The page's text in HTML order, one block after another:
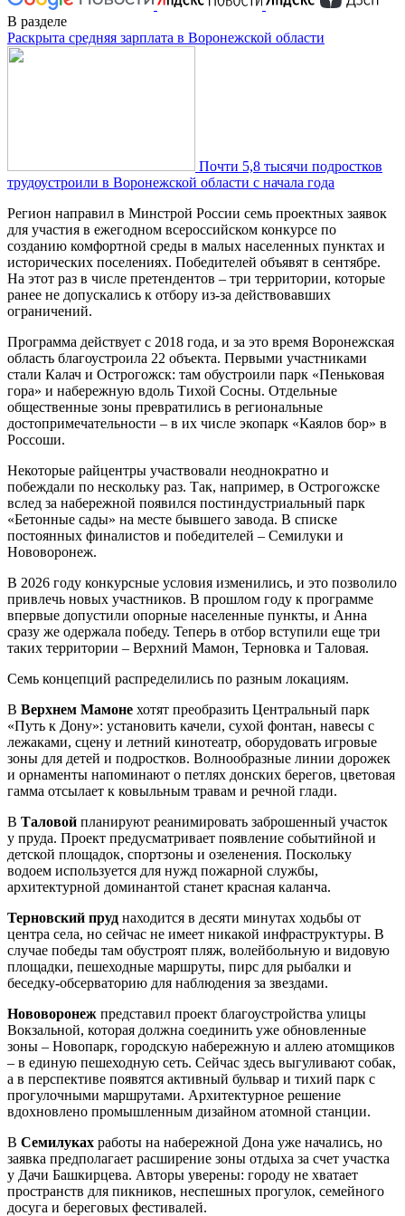
В разделе
Раскрыта средняя зарплата в Воронежской области
Почти 5,8 тысячи подростков
трудоустроили в Воронежской области с начала года
Регион направил в Минстрой России семь проектных заявок
для участия в ежегодном всероссийском конкурсе по
созданию комфортной среды в малых населенных пунктах и
исторических поселениях. Победителей объявят в сентябре.
На этот раз в числе претендентов – три территории, которые
ранее не допускались к отбору из-за действовавших
ограничений.
Программа действует с 2018 года, и за это время Воронежская
область благоустроила 22 объекта. Первыми участниками
стали Калач и Острогожск: там обустроили парк «Пеньковая
гора» и набережную вдоль Тихой Сосны. Отдельные
общественные зоны превратились в региональные
достопримечательности – в их числе экопарк «Каялов бор» в
Россоши.
Некоторые райцентры участвовали неоднократно и
побеждали по нескольку раз. Так, например, в Острогожске
вслед за набережной появился постиндустриальный парк
«Бетонные сады» на месте бывшего завода. В списке
постоянных финалистов и победителей – Семилуки и
Нововоронеж.
В 2026 году конкурсные условия изменились, и это позволило
привлечь новых участников. В прошлом году к программе
впервые допустили опорные населенные пункты, и Анна
сразу же одержала победу. Теперь в отбор вступили еще три
таких территории – Верхний Мамон, Терновка и Таловая.
Семь концепций распределились по разным локациям.
В Верхнем Мамоне хотят преобразить Центральный парк
«Путь к Дону»: установить качели, сухой фонтан, навесы с
лежаками, сцену и летний кинотеатр, оборудовать игровые
зоны для детей и подростков. Волнообразные линии дорожек
и орнаменты напоминают о петлях донских берегов, цветовая
гамма отсылает к ковыльным травам и речной глади.
В Таловой планируют реанимировать заброшенный участок
у пруда. Проект предусматривает появление событийной и
детской площадок, спортзоны и озеленения. Поскольку
водоем используется для нужд пожарной службы,
архитектурной доминантой станет красная каланча.
Терновский пруд находится в десяти минутах ходьбы от
центра села, но сейчас не имеет никакой инфраструктуры. В
случае победы там обустроят пляж, волейбольную и видовую
площадки, пешеходные маршруты, пирс для рыбалки и
беседку-обсерваторию для наблюдения за звездами.
Нововоронеж представил проект благоустройства улицы
Вокзальной, которая должна соединить уже обновленные
зоны – Новопарк, городскую набережную и аллею атомщиков
– в единую пешеходную сеть. Сейчас здесь выгуливают собак,
а в перспективе появятся активный бульвар и тихий парк с
прогулочными маршрутами. Архитектурное решение
вдохновлено промышленным дизайном атомной станции.
В Семилуках работы на набережной Дона уже начались, но
заявка предполагает расширение зоны отдыха за счет участка
у Дачи Башкирцева. Авторы уверены: городу не хватает
пространств для пикников, неспешных прогулок, семейного
досуга и береговых фестивалей.